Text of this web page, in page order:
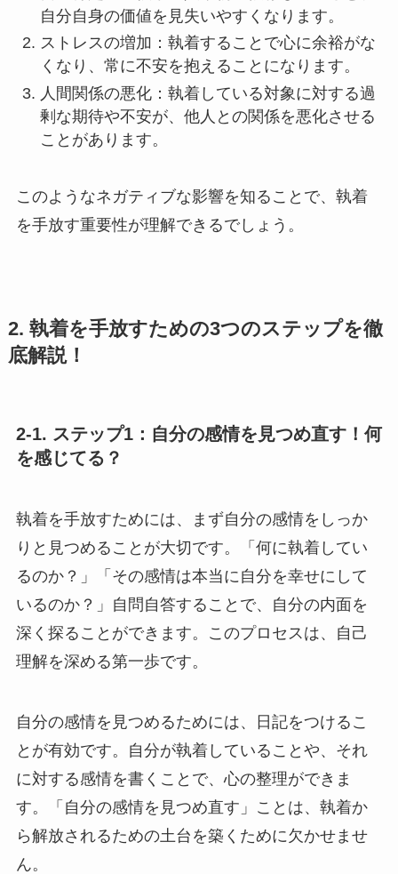
自分自身の価値を見失いやすくなります。
ストレスの増加：執着することで心に余裕がな
くなり、常に不安を抱えることになります。
人間関係の悪化：執着している対象に対する過
剰な期待や不安が、他人との関係を悪化させる
ことがあります。
このようなネガティブな影響を知ることで、執着
を手放す重要性が理解できるでしょう。
2. 執着を手放すための3つのステップを徹
底解説！
2-1. ステップ1：自分の感情を見つめ直す！何
を感じてる？
執着を手放すためには、まず自分の感情をしっか
りと見つめることが大切です。「何に執着してい
るのか？」「その感情は本当に自分を幸せにして
いるのか？」自問自答することで、自分の内面を
深く探ることができます。このプロセスは、自己
理解を深める第一歩です。
自分の感情を見つめるためには、日記をつけるこ
とが有効です。自分が執着していることや、それ
に対する感情を書くことで、心の整理ができま
す。「自分の感情を見つめ直す」ことは、執着か
ら解放されるための土台を築くために欠かせませ
ん。